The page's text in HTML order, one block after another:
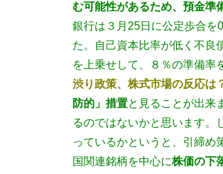
む可能性があるため、預金準
銀行は３月25日に公定歩合を
た。自己資本比率が低く不良
を上乗せして、８％の準備率
渋り政策、株式市場の反応は
防的」措置と見ることが出来
るのではないかと思います。
っているかというと、引締め
国関連銘柄を中心に株価の下